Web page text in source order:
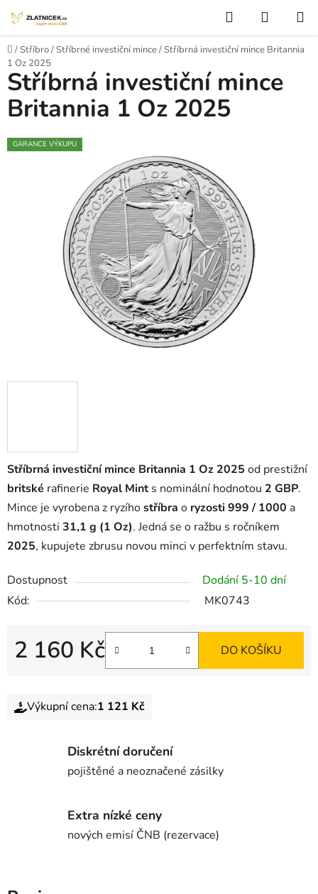
Hledat
Domů
/Stříbro/Stříbrné investiční mince/Stříbrná investiční mince Britannia
1 Oz 2025
Stříbrná investiční mince Britannia 1 Oz 2025 od prestižní
britské rafinerie Royal Mints nominální hodnotou 2 GBP.
Mince je vyrobena z ryzíhostříbra o ryzosti 999 / 1000 a
hmotnosti 31,1 g (1 Oz). Jedná se o ražbu s ročníkem
2025, kupujete zbrusu novou minci v perfektním stavu.
Dostupnost
Dodání 5-10 dní
Kód:
MK0743
2 160 Kč DO KOŠÍKU
Výkupní cena:1 121 Kč
Stříbrná investiční mince
Britannia 1 Oz 2025
GARANCE VÝKUPU
Diskrétní doručení
pojištěné a neoznačené zásilky
Extra nízké ceny
nových emisí ČNB (rezervace)